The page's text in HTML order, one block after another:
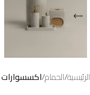
الرئيسية الحمام